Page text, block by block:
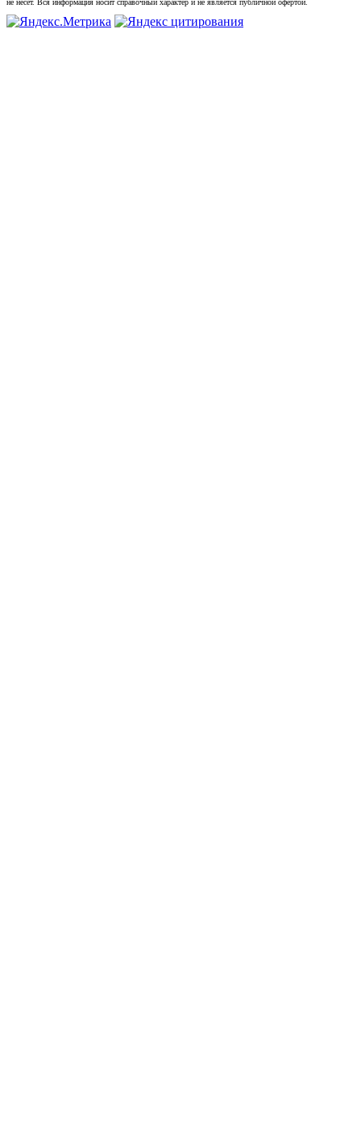
не несет. Вся информация носит справочный характер и не является публичной офертой.